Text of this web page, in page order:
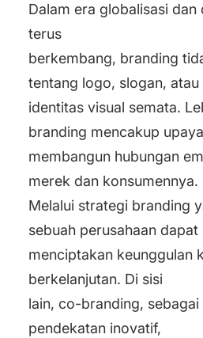
Dalam era globalisasi dan
terus
berkembang, branding
tentang logo, slogan, atau
identitas visual semata.
branding mencakup upaya
membangun hubungan
merek dan konsumennya.
Melalui strategi branding
sebuah perusahaan dapat
menciptakan keunggulan
berkelanjutan. Di sisi
lain, co-branding, sebagai
pendekatan inovatif,